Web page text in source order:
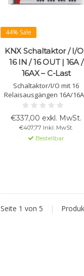
44% Sale
KNX Schaltaktor / I/
16 IN / 16 OUT | 16A /
16AX – C-Last
Schaltaktor/I/O mit 16
Relaisausgängen 16A/
für C-Lasten und 16
potenzialfreien Eingängen.
Für Licht, HVAC, Jalousien
Fancoils. Unterstützt NTC-
Sensoren, Logikfunktionen
€337,00 exkl. MwSt.
€407,77 Inkl. MwSt.
Bestellbar
Seite 1 von 5 |